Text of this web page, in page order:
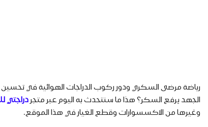
رياضة مرضى السكري ودور ركوب الدراجات الهوائية في
الجهد يرفع السكر؟ هذا ما سنتحدث به اليوم عبر متجر دراجتي
وغيرها من الاكسسوارات وقطع الغيار في هذا الموقع.